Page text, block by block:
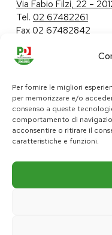
Per fornire le migliori
per memorizzare e/o
consenso a queste
comportamento di
acconsentire o ritirare il
caratteristiche e funzioni.
Via Fabio Filzi, 22 –
Tel. 02 67482261
Fax 02 67482842
Tutela dei dati
Pagine Facebook Gruppo Consiliare PD LombardiaPagina Messenger Gruppo Consiliare PD Lombardia
Pagina Instagram